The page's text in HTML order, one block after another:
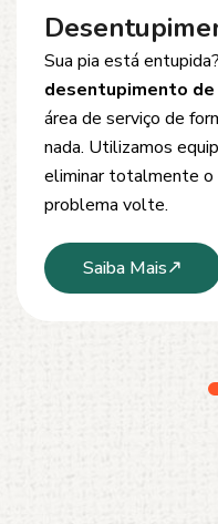
Problemas com
Oferecemos
desobstrução de
inspeção e
modernos e técnicas
serviço limpo, ágil e
Saiba Mais